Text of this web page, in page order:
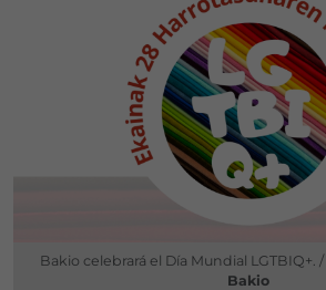
Bakio celebrará el Día Mundial LGTBIQ+. /
Bakio